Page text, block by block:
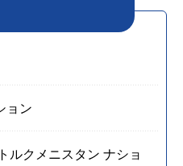
ョン
ルクメニスタン ナショ